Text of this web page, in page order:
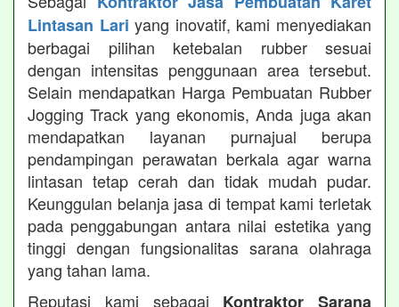
Lintasan Lari yang inovatif, kami menyediakan
berbagai pilihan ketebalan rubber sesuai
dengan intensitas penggunaan area tersebut.
Selain mendapatkan Harga Pembuatan Rubber
Jogging Track yang ekonomis, Anda juga akan
mendapatkan layanan purnajual berupa
pendampingan perawatan berkala agar warna
lintasan tetap cerah dan tidak mudah pudar.
Keunggulan belanja jasa di tempat kami terletak
pada penggabungan antara nilai estetika yang
tinggi dengan fungsionalitas sarana olahraga
yang tahan lama.
Reputasi kami sebagai Kontraktor Sarana